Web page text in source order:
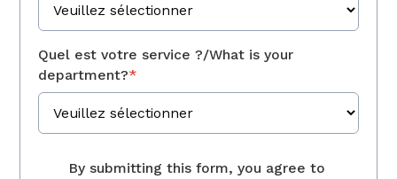
Quel est votre service ?/What is your
department?*
By submitting this form, you agree to